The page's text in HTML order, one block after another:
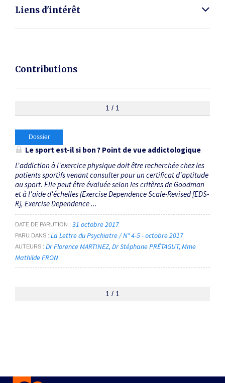
Liens d'intérêt
Contributions
1 / 1
Dossier
Le sport est-il si bon ? Point de vue addictologique
L'addiction à l'exercice physique doit être recherchée chez les
patients sportifs venant consulter pour un certificat d'aptitude
au sport. Elle peut être évaluée selon les critères de Goodman
et à l'aide d'échelles (Exercise Dependence Scale-Revised [EDS-
R], Exercise Dependence ...
DATE DE PARUTION 31 octobre 2017
PARU DANS La Lettre du Psychiatre / N° 4-5 - octobre 2017
AUTEURS Dr Florence MARTINEZ Dr Stéphane PRÉTAGUT Mme
Mathilde FRON
1 / 1